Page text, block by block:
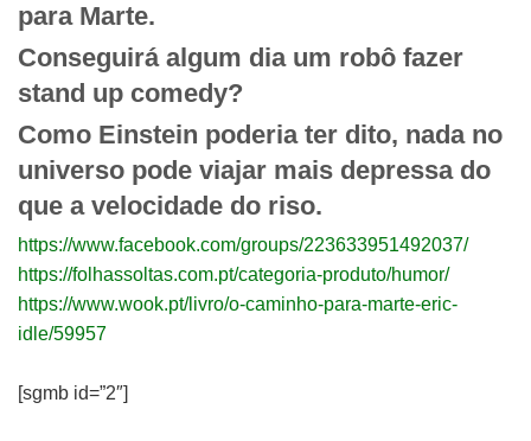
para Marte.
Conseguirá algum dia um robô fazer
stand up comedy?
Como Einstein poderia ter dito, nada no
universo pode viajar mais depressa do
que a velocidade do riso.
https://www.facebook.com/groups/223633951492037/
https://folhassoltas.com.pt/categoria-produto/humor/
https://www.wook.pt/livro/o-caminho-para-marte-eric-
idle/59957
[sgmb id=”2″]